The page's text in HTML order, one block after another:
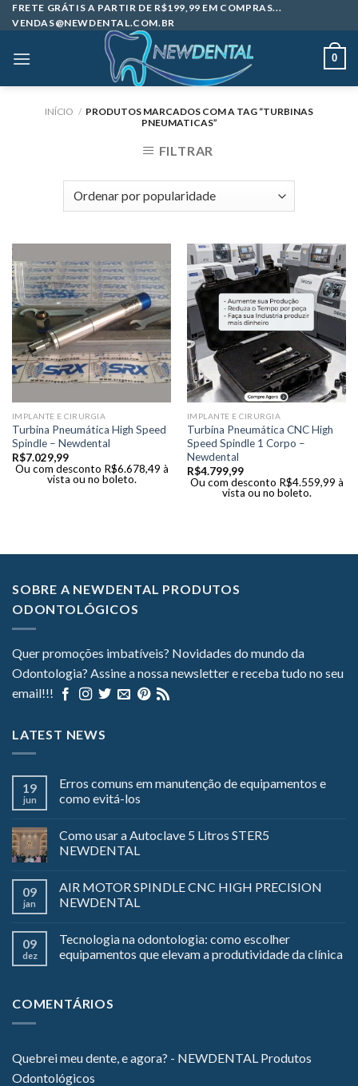
Skip
to
FRETE GRÁTIS A PARTIR DE R$199,99 EM COMPRAS...
VENDAS@NEWDENTAL.COM.BR
0
INÍCIO / PRODUTOS MARCADOS COM A TAG “TURBINAS
PNEUMATICAS”
FILTRAR
IMPLANTE E CIRURGIA
Turbina Pneumática High Speed
Spindle – Newdental
R$7.029,99
Ou com desconto R$6.678,49 à
vista ou no boleto.
IMPLANTE E CIRURGIA
Turbina Pneumática CNC High
Speed Spindle 1 Corpo –
Newdental
R$4.799,99
Ou com desconto R$4.559,99 à
vista ou no boleto.
SOBRE A NEWDENTAL PRODUTOS
ODONTOLÓGICOS
Quer promoções imbatíveis? Novidades do mundo da
Odontologia? Assine a nossa newsletter e receba tudo no seu
email!!!
LATEST NEWS
19
jun
Erros comuns em manutenção de equipamentos e
como evitá-los
Como usar a Autoclave 5 Litros STER5
NEWDENTAL
09
jan
AIR MOTOR SPINDLE CNC HIGH PRECISION
NEWDENTAL
09
dez
Tecnologia na odontologia: como escolher
equipamentos que elevam a produtividade da clínica
COMENTÁRIOS
Quebrei meu dente, e agora? - NEWDENTAL Produtos
Odontológicos